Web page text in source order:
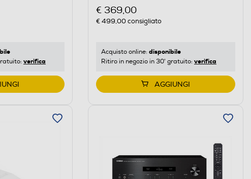
verifica
€ 369,00
€ 499,00consigliato
Acquisto online: disponibile
Ritiro in negozio in 30' gratuito: verifica
AGGIUNGI